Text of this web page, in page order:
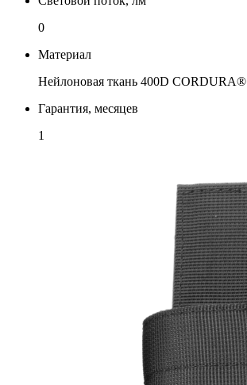
0
Материал
Нейлоновая ткань 400D CORDURA®
Гарантия, месяцев
1